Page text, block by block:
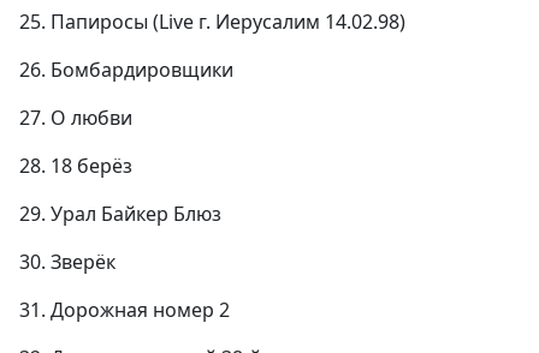
25. Папиросы (Live г. Иерусалим 14.02.98)
26. Бомбардировщики
27. О любви
28. 18 берёз
29. Урал Байкер Блюз
30. Зверёк
31. Дорожная номер 2